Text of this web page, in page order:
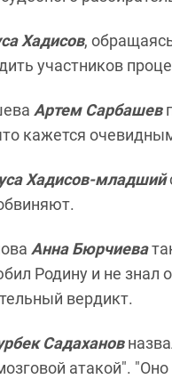
Хадисов,
участников
Артем Сарбашев
кажется
Хадисов-младший
Анна Бюрчиева
Родину и не знал
вердикт.
Садаханов
атакой". "Оно